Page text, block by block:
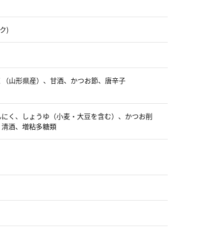
)
山形県産）、甘酒、かつお節、唐辛子
く、しょうゆ（小麦・大豆を含む）、かつお削
酒、増粘多糖類